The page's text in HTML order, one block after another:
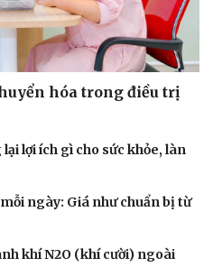
hóa trong điều trị
lợi ích gì cho sức khỏe, làn
ngày: Giá như chuẩn bị từ
khí N2O (khí cười) ngoài